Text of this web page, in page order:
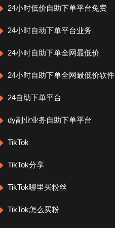
24小时低价自助下单平台免费
24小时自动下单平台业务
24小时自助下单全网最低价
24小时自助下单全网最低价软件
24自助下单平台
dy副业业务自助下单平台
TikTok
TikTok分享
TikTok哪里买粉丝
TikTok怎么买粉